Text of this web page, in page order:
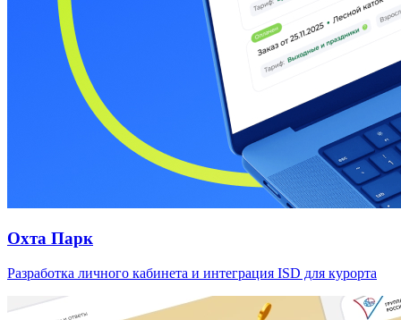
Охта Парк
Разработка личного кабинета и интеграция ISD для курорта